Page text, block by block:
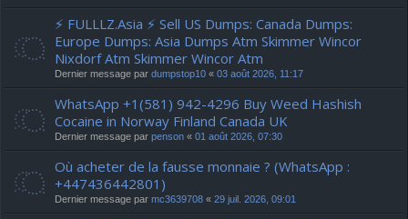
⚡ FULLLZ.Asia ⚡ Sell US Dumps: Canada Dumps:
Europe Dumps: Asia Dumps Atm Skimmer Wincor
Nixdorf Atm Skimmer Wincor Atm
Dernier message par dumpstop10 « 03 août 2026, 11:17
WhatsApp +1(581) 942-4296 Buy Weed Hashish
Cocaine in Norway Finland Canada UK
Dernier message par penson « 01 août 2026, 07:30
Où acheter de la fausse monnaie ? (WhatsApp :
+447436442801)
Dernier message par mc3639708 « 29 juil. 2026, 09:01